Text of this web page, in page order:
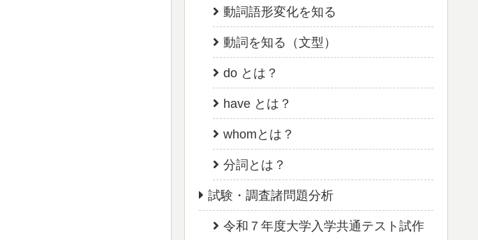
動詞語形変化を知る
動詞を知る（文型）
do とは？
have とは？
whomとは？
分詞とは？
試験・調査諸問題分析
令和７年度大学入学共通テスト試作